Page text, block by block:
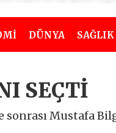
DÜNYA SAĞLIK
SEÇTİ
sonrası Mustafa